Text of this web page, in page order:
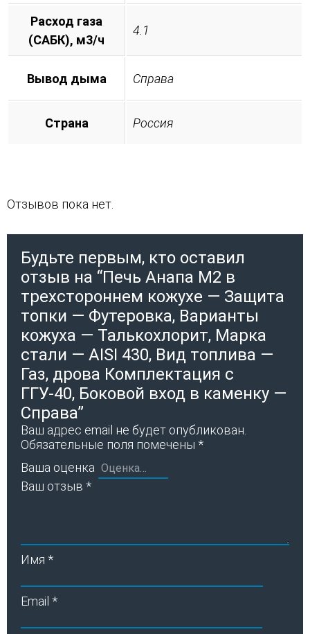
Расход газа
(САБК), м3/ч
4.1
Вывод дыма Справа
Страна Россия
Отзывов пока нет.
Будьте первым, кто оставил
отзыв на “Печь Анапа М2 в
трехстороннем кожухе — Защита
топки — Футеровка, Варианты
кожуха — Талькохлорит, Марка
стали — AISI 430, Вид топлива —
Газ, дрова Комплектация с
ГГУ-40, Боковой вход в каменку —
Справа”
Ваш адрес email не будет опубликован.
Обязательные поля помечены *
Ваша оценка
Ваш отзыв *
Имя *
Email *